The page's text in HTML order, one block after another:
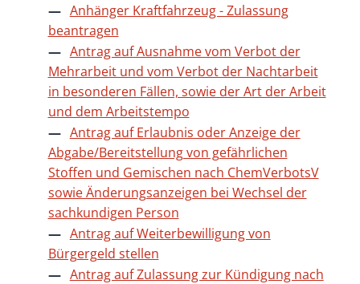
Anhänger Kraftfahrzeug - Zulassung
beantragen
Antrag auf Ausnahme vom Verbot der
Mehrarbeit und vom Verbot der Nachtarbeit
in besonderen Fällen, sowie der Art der Arbeit
und dem Arbeitstempo
Antrag auf Erlaubnis oder Anzeige der
Abgabe/Bereitstellung von gefährlichen
Stoffen und Gemischen nach ChemVerbotsV
sowie Änderungsanzeigen bei Wechsel der
sachkundigen Person
Antrag auf Weiterbewilligung von
Bürgergeld stellen
Antrag auf Zulassung zur Kündigung nach